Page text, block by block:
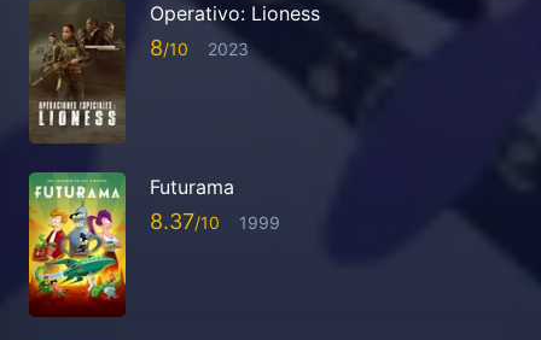
Operativo: Lioness
8 2023
Futurama
8.37 1999